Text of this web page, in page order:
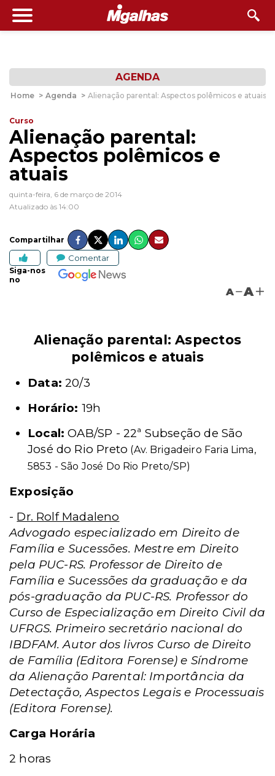
AGENDA
Home > Agenda > Alienação parental: Aspectos polêmicos e atuais
Curso
Alienação parental:
Aspectos polêmicos e
atuais
quinta-feira, 6 de março de 2014
Atualizado às 14:00
Compartilhar
Comentar
Siga-nos
no
A A
Alienação parental: Aspectos
polêmicos e atuais
Data: 20/3
Horário: 19h
Local: OAB/SP - 22ª Subseção de São
José do Rio Preto (Av. Brigadeiro Faria Lima,
5853 -São José Do Rio Preto/SP)
Exposição
- Dr. Rolf Madaleno
Advogado especializado em Direito de
Família e Sucessões. Mestre em Direito
pela PUC-RS. Professor de Direito de
Família e Sucessões da graduação e da
pós-graduação da PUC-RS. Professor do
Curso de Especialização em Direito Civil da
UFRGS. Primeiro secretário nacional do
IBDFAM. Autor dos livros Curso de Direito
de Família (Editora Forense) e Síndrome
da Alienação Parental: Importância da
Detectação, Aspectos Legais e Processuais
(Editora Forense).
Carga Horária
2 horas